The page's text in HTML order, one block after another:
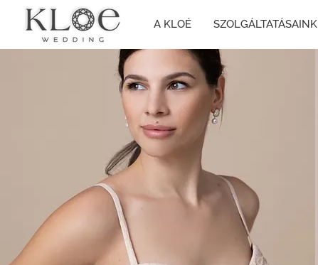
A KLOÉ SZOLGÁLTATÁSAINK